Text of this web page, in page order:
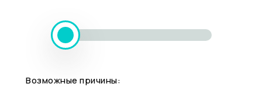
Возможные причины: